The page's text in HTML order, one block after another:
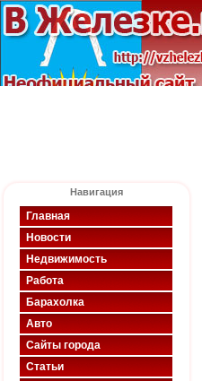
Навигация
Главная
Новости
Недвижимость
Работа
Барахолка
Авто
Сайты города
Статьи